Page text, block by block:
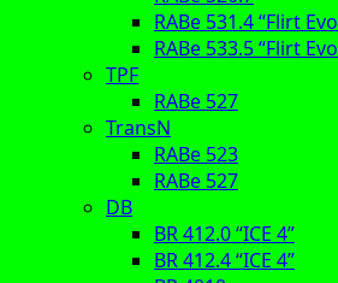
RABe 531.4 “Flirt
RABe 533.5 “Flirt
TPF
RABe 527
TransN
RABe 523
RABe 527
DB
BR 412.0 “ICE 4”
BR 412.4 “ICE 4”